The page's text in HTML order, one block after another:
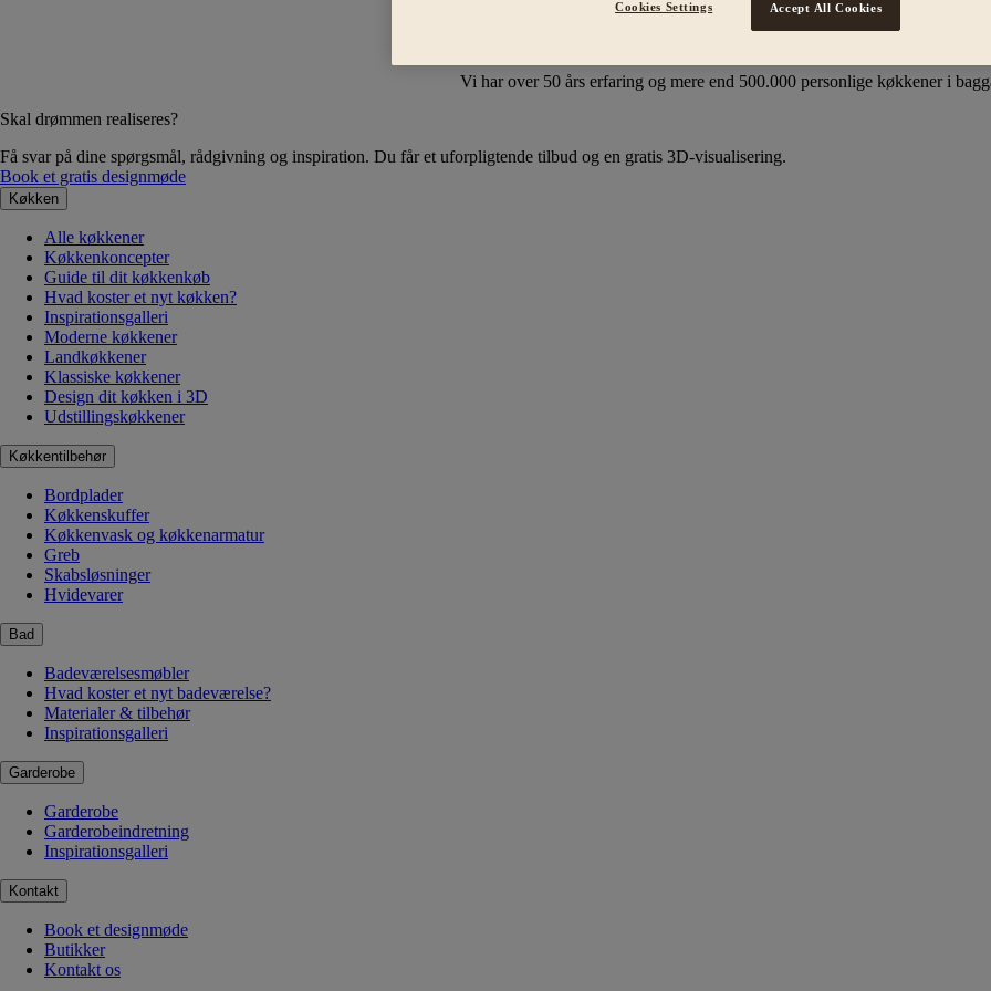
Vi har over 50 års erfaring og mere end 500.000 personlige køkkener i
Skal drømmen realiseres?
Få svar på dine spørgsmål, rådgivning og inspiration. Du får et uforpligtende tilbud og en gratis 3D-visualisering.
Book et gratis designmøde
Køkken
Alle køkkener
Køkkenkoncepter
Guide til dit køkkenkøb
Hvad koster et nyt køkken?
Inspirationsgalleri
Moderne køkkener
Landkøkkener
Klassiske køkkener
Design dit køkken i 3D
Udstillingskøkkener
Køkkentilbehør
Bordplader
Køkkenskuffer
Køkkenvask og køkkenarmatur
Greb
Skabsløsninger
Hvidevarer
Bad
Badeværelsesmøbler
Hvad koster et nyt badeværelse?
Materialer & tilbehør
Inspirationsgalleri
Garderobe
Garderobe
Garderobeindretning
Inspirationsgalleri
Kontakt
Book et designmøde
Butikker
Kontakt os
Cookies Settings Accept All Cookies